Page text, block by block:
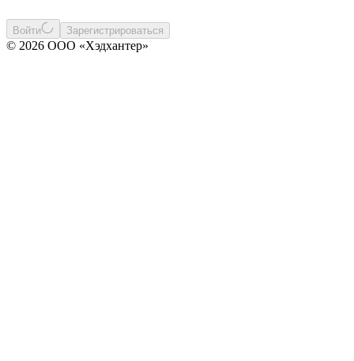
Войти Зарегистрироваться
© 2026 ООО «Хэдхантер»